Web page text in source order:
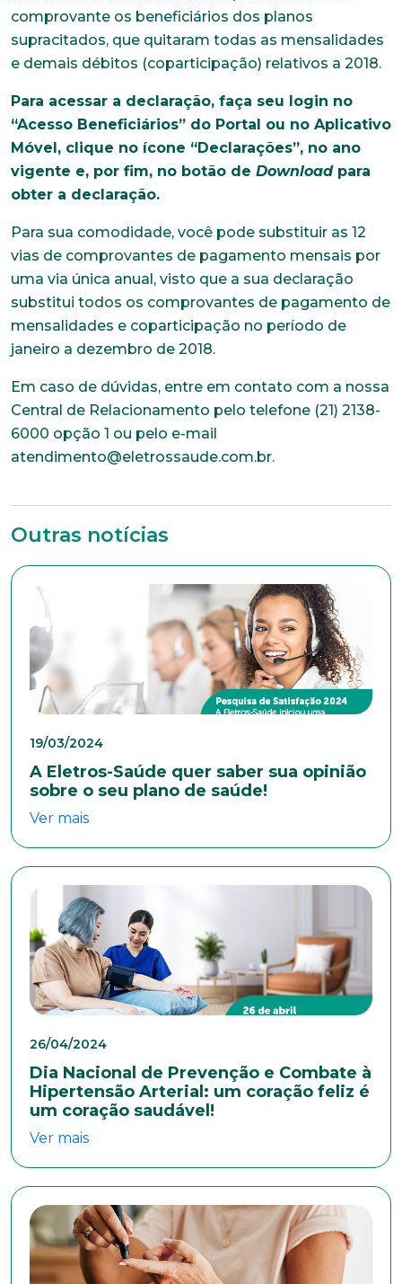
comprovante os beneficiários dos planos
supracitados, que quitaram todas as mensalidades
e demais débitos (coparticipação) relativos a 2018.
Para acessar a declaração, faça seu login no
“Acesso Beneficiários” do Portal ou no Aplicativo
Móvel, clique no ícone “Declarações”, no ano
vigente e, por fim, no botão de Download para
obter a declaração.
Para sua comodidade, você pode substituir as 12
vias de comprovantes de pagamento mensais por
uma via única anual, visto que a sua declaração
substitui todos os comprovantes de pagamento de
mensalidades e coparticipação no período de
janeiro a dezembro de 2018.
Em caso de dúvidas, entre em contato com a nossa
Central de Relacionamento pelo telefone (21) 2138-
6000 opção 1 ou pelo e-mail
atendimento@eletrossaude.com.br.
Outras notícias
19/03/2024
A Eletros-Saúde quer saber sua opinião
sobre o seu plano de saúde!
Ver mais
26/04/2024
Dia Nacional de Prevenção e Combate à
Hipertensão Arterial: um coração feliz é
um coração saudável!
Ver mais
Trabalhe conosco
Faça parte de uma instituição sólida, ética e
colaboradores. Preencha todos os dados abaixo e
anexe seu currículo.
*Campos obrigatórios
Nome completo*
Telefone
Bairro